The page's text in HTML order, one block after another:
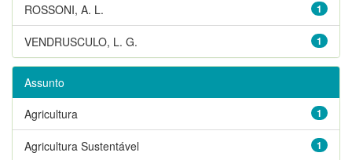
1
ROSSONI, A. L.
1
VENDRUSCULO, L. G.
Assunto
1
Agricultura
1
Agricultura Sustentável